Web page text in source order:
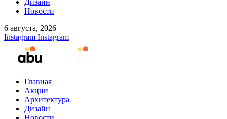
Дизайн
Новости
6 августа, 2026
Instagram Instagram
Главная
Акции
Архитектура
Дизайн